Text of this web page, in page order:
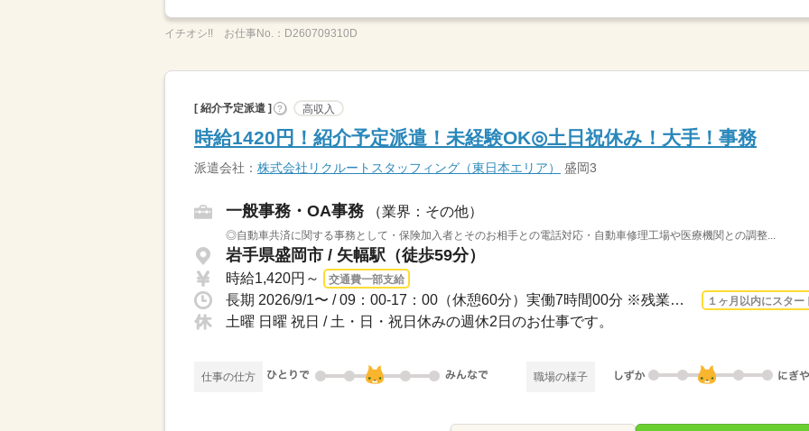
イチオシ!! お仕事No.： D260709310D
[ 紹介予定派遣 ] ? 高収入
時給1420円！紹介予定派遣！未経験OK◎土日祝休み！大手！事務
派遣会社： 株式会社リクルートスタッフィング（東日本エリア） 盛岡3
一般事務・OA事務 （業界：その他）
◎自動車共済に関する事務として・保険加入者とそのお相手との電話対応・自動車修理工場や医療機関との調整...
岩手県盛岡市 / 矢幅駅（徒歩59分）
時給1,420円～ 交通費一部支給
長期 2026/9/1〜 / 09：00-17：00（休憩60分）実働7時間00分 ※残業時間：月10時間～15... １ヶ月以内にスター
土曜 日曜 祝日 / 土・日・祝日休みの週休2日のお仕事です。
仕事の仕方 職場の様子